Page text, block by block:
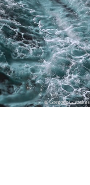
© Gregory Glezakos